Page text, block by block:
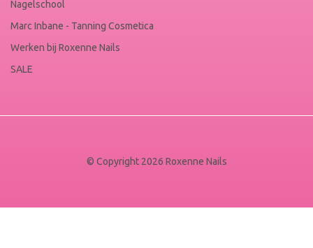
Nagelschool
Marc Inbane - Tanning Cosmetica
Werken bij Roxenne Nails
SALE
© Copyright 2026 Roxenne Nails